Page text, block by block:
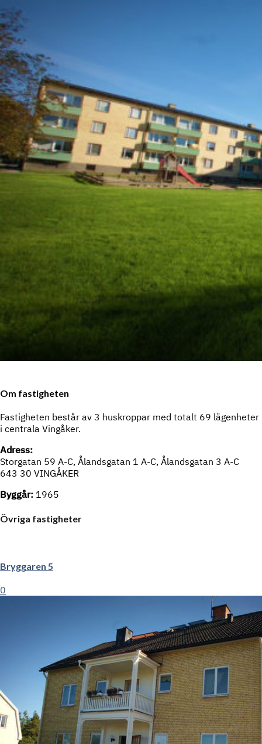
Om fastigheten
Fastigheten består av 3 huskroppar med totalt 69 lägenheter
i centrala Vingåker.
Adress:
Storgatan 59 A-C, Ålandsgatan 1 A-C, Ålandsgatan 3 A-C
643 30 VINGÅKER
Byggår: 1965
Övriga fastigheter
Bryggaren 5
0